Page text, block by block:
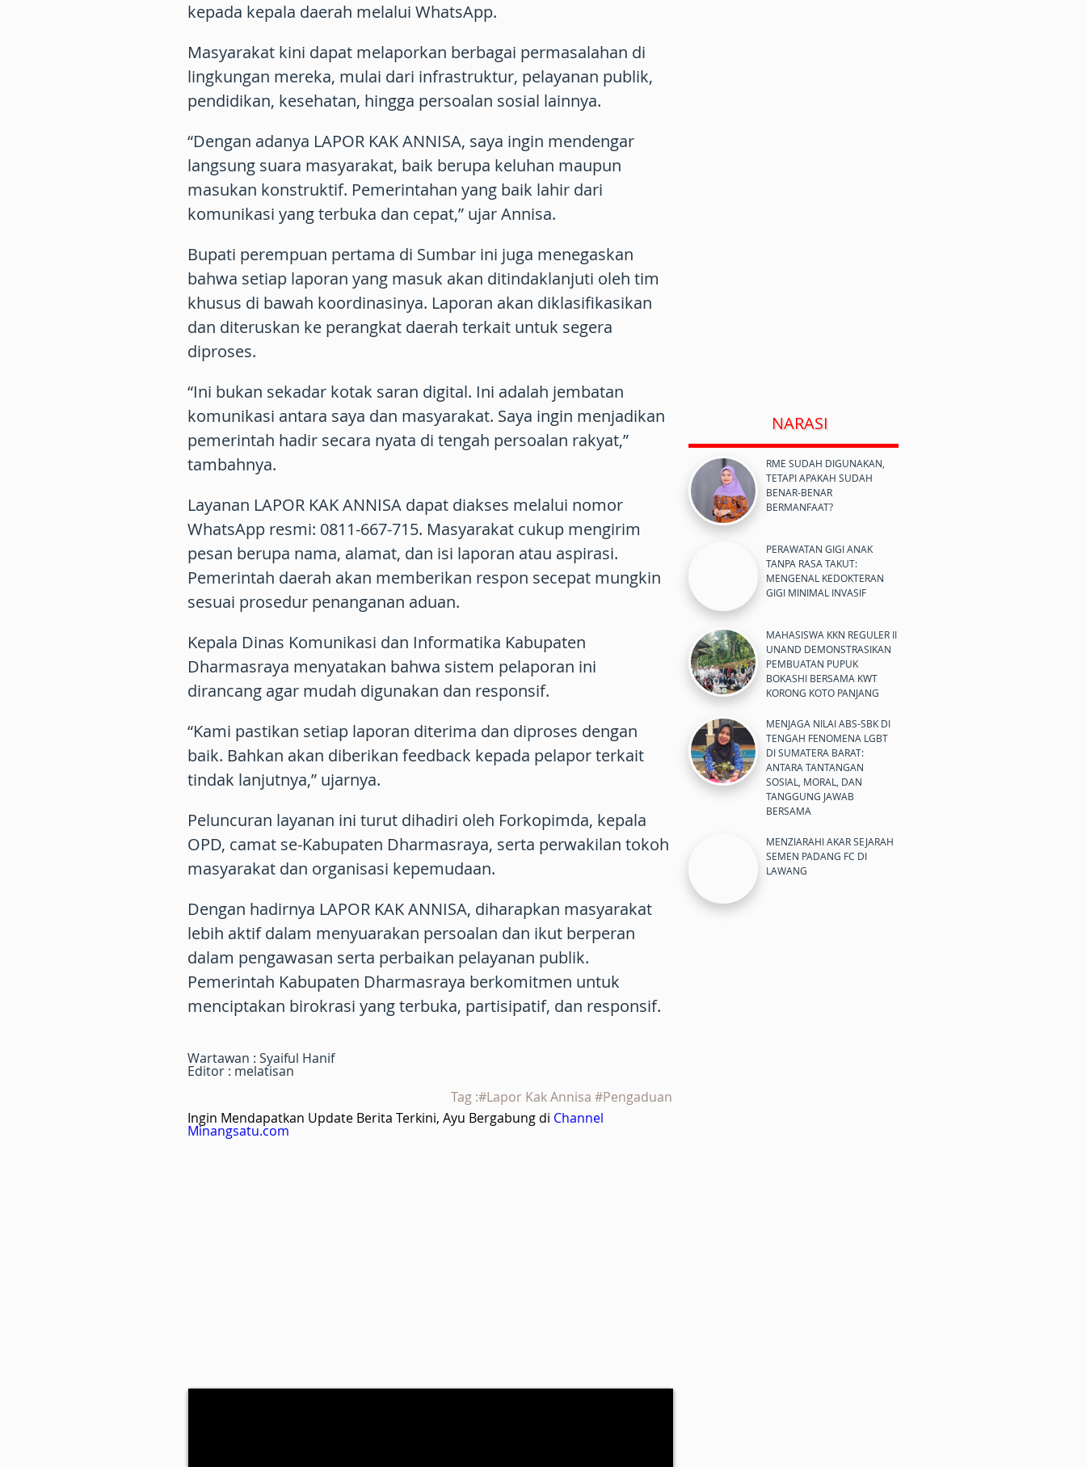
kepada kepala daerah melalui WhatsApp.
Masyarakat kini dapat melaporkan berbagai permasalahan di
lingkungan mereka, mulai dari infrastruktur, pelayanan publik,
pendidikan, kesehatan, hingga persoalan sosial lainnya.
“Dengan adanya LAPOR KAK ANNISA, saya ingin mendengar
langsung suara masyarakat, baik berupa keluhan maupun
masukan konstruktif. Pemerintahan yang baik lahir dari
komunikasi yang terbuka dan cepat,” ujar Annisa.
Bupati perempuan pertama di Sumbar ini juga menegaskan
bahwa setiap laporan yang masuk akan ditindaklanjuti oleh tim
khusus di bawah koordinasinya. Laporan akan diklasifikasikan
dan diteruskan ke perangkat daerah terkait untuk segera
diproses.
“Ini bukan sekadar kotak saran digital. Ini adalah jembatan
komunikasi antara saya dan masyarakat. Saya ingin menjadikan
pemerintah hadir secara nyata di tengah persoalan rakyat,”
tambahnya.
Layanan LAPOR KAK ANNISA dapat diakses melalui nomor
WhatsApp resmi: 0811-667-715. Masyarakat cukup mengirim
pesan berupa nama, alamat, dan isi laporan atau aspirasi.
Pemerintah daerah akan memberikan respon secepat mungkin
sesuai prosedur penanganan aduan.
Kepala Dinas Komunikasi dan Informatika Kabupaten
Dharmasraya menyatakan bahwa sistem pelaporan ini
dirancang agar mudah digunakan dan responsif.
“Kami pastikan setiap laporan diterima dan diproses dengan
baik. Bahkan akan diberikan feedback kepada pelapor terkait
tindak lanjutnya,” ujarnya.
Peluncuran layanan ini turut dihadiri oleh Forkopimda, kepala
OPD, camat se-Kabupaten Dharmasraya, serta perwakilan tokoh
masyarakat dan organisasi kepemudaan.
Dengan hadirnya LAPOR KAK ANNISA, diharapkan masyarakat
lebih aktif dalam menyuarakan persoalan dan ikut berperan
dalam pengawasan serta perbaikan pelayanan publik.
Pemerintah Kabupaten Dharmasraya berkomitmen untuk
menciptakan birokrasi yang terbuka, partisipatif, dan responsif.
Wartawan : Syaiful Hanif
Editor : melatisan
Tag :#Lapor Kak Annisa #Pengaduan
Ingin Mendapatkan Update Berita Terkini, Ayu Bergabung di Channel
Minangsatu.com
NARASI
RME SUDAH DIGUNAKAN,
TETAPI APAKAH SUDAH
BENAR-BENAR
BERMANFAAT?
PERAWATAN GIGI ANAK
TANPA RASA TAKUT:
MENGENAL KEDOKTERAN
GIGI MINIMAL INVASIF
MAHASISWA KKN REGULER II
UNAND DEMONSTRASIKAN
PEMBUATAN PUPUK
BOKASHI BERSAMA KWT
KORONG KOTO PANJANG
MENJAGA NILAI ABS-SBK DI
TENGAH FENOMENA LGBT
DI SUMATERA BARAT:
ANTARA TANTANGAN
SOSIAL, MORAL, DAN
TANGGUNG JAWAB
BERSAMA
MENZIARAHI AKAR SEJARAH
SEMEN PADANG FC DI
LAWANG